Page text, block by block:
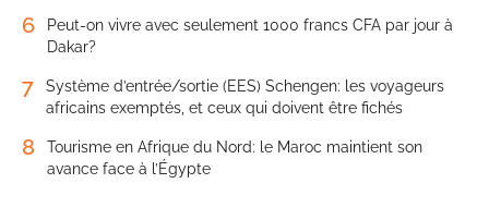
6
Peut-on vivre avec seulement 1000 francs CFA par jour à
Dakar?
7
Système d’entrée/sortie (EES) Schengen: les voyageurs
africains exemptés, et ceux qui doivent être fichés
8
Tourisme en Afrique du Nord: le Maroc maintient son
avance face à l’Égypte